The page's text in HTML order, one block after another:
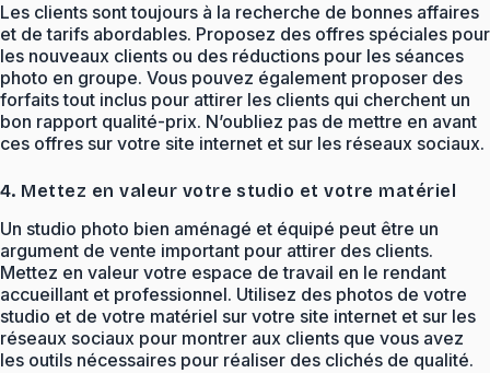
Les clients sont toujours à la recherche de bonnes affaires
et de tarifs abordables. Proposez des offres spéciales pour
les nouveaux clients ou des réductions pour les séances
photo en groupe. Vous pouvez également proposer des
forfaits tout inclus pour attirer les clients qui cherchent un
bon rapport qualité-prix. N’oubliez pas de mettre en avant
ces offres sur votre site internet et sur les réseaux sociaux.
4. Mettez en valeur votre studio et votre matériel
Un studio photo bien aménagé et équipé peut être un
argument de vente important pour attirer des clients.
Mettez en valeur votre espace de travail en le rendant
accueillant et professionnel. Utilisez des photos de votre
studio et de votre matériel sur votre site internet et sur les
réseaux sociaux pour montrer aux clients que vous avez
les outils nécessaires pour réaliser des clichés de qualité.